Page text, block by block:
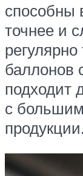
способны
точнее и
регулярно
баллонов
подходит
с
продукции.